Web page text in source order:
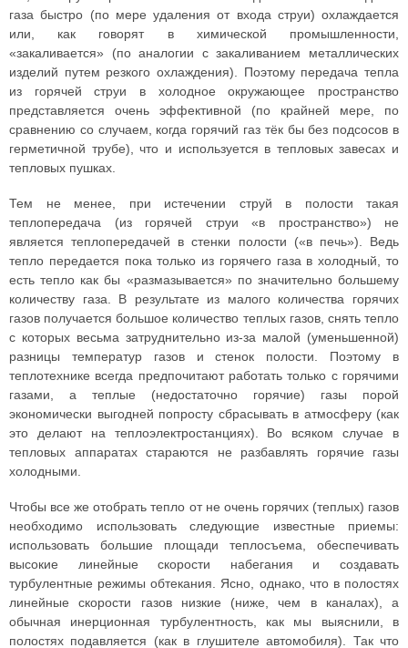
газа быстро (по мере удаления от входа струи) охлаждается
или, как говорят в химической промышленности,
«закаливается» (по аналогии с закаливанием металлических
изделий путем резкого охлаждения). Поэтому передача тепла
из горячей струи в холодное окружающее пространство
представляется очень эффективной (по крайней мере, по
сравнению со случаем, когда горячий газ тёк бы без подсосов в
герметичной трубе), что и используется в тепловых завесах и
тепловых пушках.
Тем не менее, при истечении струй в полости такая
теплопередача (из горячей струи «в пространство») не
является теплопередачей в стенки полости («в печь»). Ведь
тепло передается пока только из горячего газа в холодный, то
есть тепло как бы «размазывается» по значительно большему
количеству газа. В результате из малого количества горячих
газов получается большое количество теплых газов, снять тепло
с которых весьма затруднительно из-за малой (уменьшенной)
разницы температур газов и стенок полости. Поэтому в
теплотехнике всегда предпочитают работать только с горячими
газами, а теплые (недостаточно горячие) газы порой
экономически выгодней попросту сбрасывать в атмосферу (как
это делают на теплоэлектростанциях). Во всяком случае в
тепловых аппаратах стараются не разбавлять горячие газы
холодными.
Чтобы все же отобрать тепло от не очень горячих (теплых) газов
необходимо использовать следующие известные приемы:
использовать большие площади теплосъема, обеспечивать
высокие линейные скорости набегания и создавать
турбулентные режимы обтекания. Ясно, однако, что в полостях
линейные скорости газов низкие (ниже, чем в каналах), а
обычная инерционная турбулентность, как мы выяснили, в
полостях подавляется (как в глушителе автомобиля). Так что